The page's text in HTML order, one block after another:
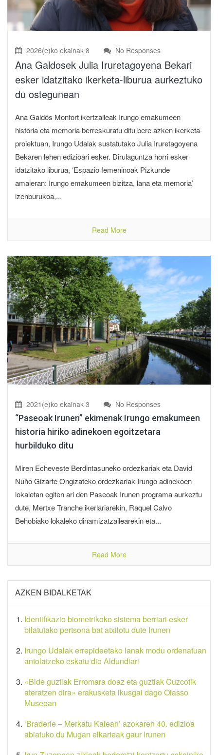
2026(e)ko ekainak 8 No Responses
Ana Galdosek Julia Iruretagoyena Bekari
esker idatzitako ikerketa-liburua aurkeztuko
du ostegunean
Ana Galdós Monfort ikertzaileak Irungo emakumeen
historia eta memoria berreskuratu ditu bere azken ikerketa-
proiektuan, Irungo Udalak sustatutako Julia Iruretagoyena
Bekaren lehen edizioari esker. Dirulaguntza horri esker
idatzitako liburua, ‘Espazio femeninoak Pizkunde
amaieran: Irungo emakumeen bizitza, lana eta memoria’
izenburukoa,...
Read More
2021(e)ko ekainak 3 No Responses
“Paseoak Irunen” ekimenak Irungo emakumeen
historia hiriko adinekoen egoitzetara
hurbilduko ditu
Miren Echeveste Berdintasuneko ordezkariak eta David
Nuño Gizarte Ongizateko ordezkariak Irungo adinekoen
lokaletan egiten ari den Paseoak Irunen programa aurkeztu
dute, Mertxe Tranche ikerlariarekin, Raquel Calvo
Behobiako lokaleko dinamizatzailearekin eta...
Read More
AZKEN BIDALKETAK
Identifikazio biometrikoko sistema berriari esker
bilatutako pertsona bat atxilotu dute Irunen
Irungo Udalak errepideetako lanak modu ordenatuan
antolatzeko eskatu dio Aldundiari
«Bide guztiak Erromara doaz eta guztiak Cuzcotik
ateratzen dira» erakusketa ikusgai dago Oiasso
Museoan
‘Braderie – Merkatu Kalean’ azokaren 40. edizioa
abiatuko du Mugan elkarteak gaur Irunen